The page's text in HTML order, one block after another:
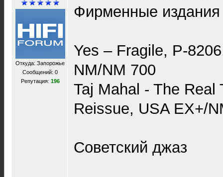
Откуда: Запорожье
Сообщений: 0
Репутация: 196
Фирменные издания
Yes – Fragile, P-
NM/NM 700
Taj Mahal - The Real
Reissue, USA EX+/
Советский джаз